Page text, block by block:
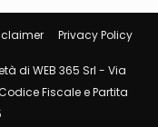
Privacy Policy
di WEB 365 Srl - Via
Fiscale e Partita